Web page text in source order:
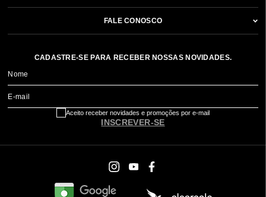
FALE CONOSCO
CADASTRE-SE PARA RECEBER NOSSAS NOVIDADES.
Nome
E-mail
INSCREVER-SE
Aceito receber novidades e promoções por e-mail